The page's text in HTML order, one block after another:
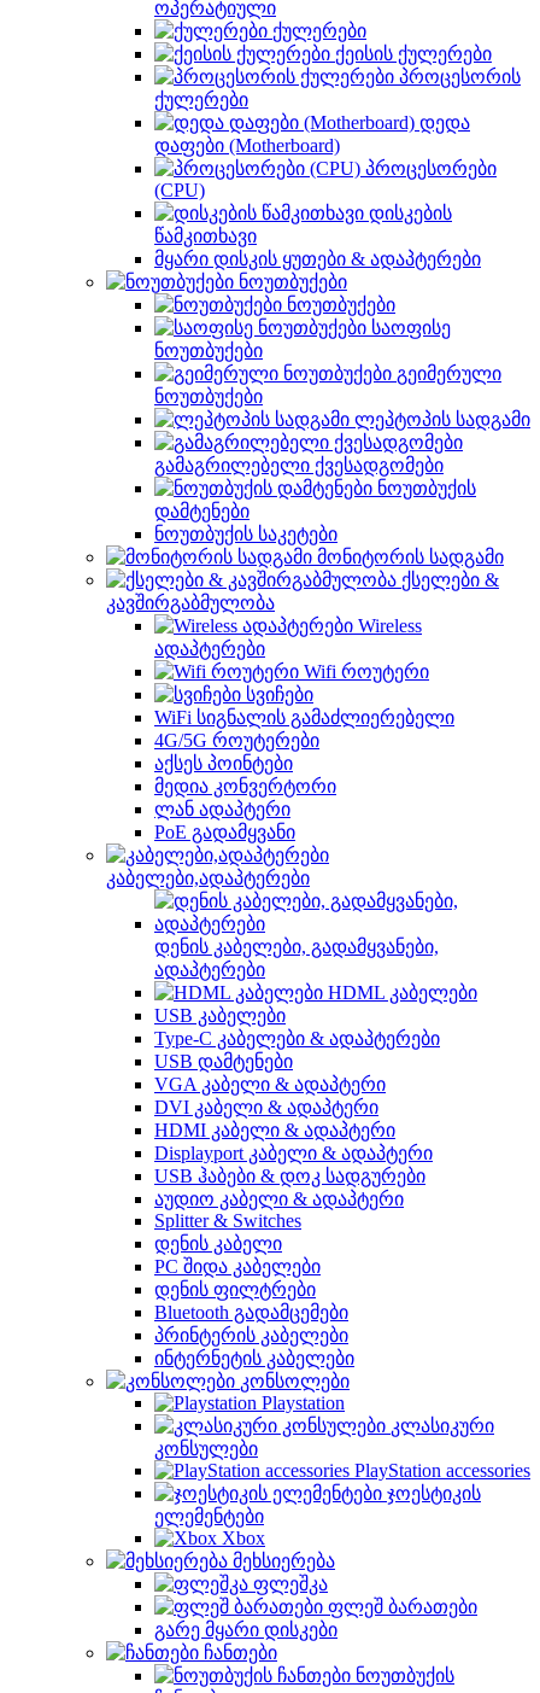
ოპერატიული
ქულერები
ქეისის ქულერები
პროცესორის
ქულერები
დედა
დაფები (Motherboard)
პროცესორები
(CPU)
დისკების
წამკითხავი
მყარი დისკის ყუთები & ადაპტერები
ნოუთბუქები
ნოუთბუქები
საოფისე
ნოუთბუქები
გეიმერული
ნოუთბუქები
ლეპტოპის სადგამი
გამაგრილებელი ქვესადგომები
ნოუთბუქის
დამტენები
ნოუთბუქის საკეტები
მონიტორის სადგამი
ქსელები &
კავშირგაბმულობა
Wireless
ადაპტერები
Wifi როუტერი
სვიჩები
WiFi სიგნალის გამაძლიერებელი
4G/5G როუტერები
აქსეს პოინტები
მედია კონვერტორი
ლან ადაპტერი
PoE გადამყვანი
კაბელები,ადაპტერები
დენის კაბელები, გადამყვანები,
ადაპტერები
HDML კაბელები
USB კაბელები
Type-C კაბელები & ადაპტერები
USB დამტენები
VGA კაბელი & ადაპტერი
DVI კაბელი & ადაპტერი
HDMI კაბელი & ადაპტერი
Displayport კაბელი & ადაპტერი
USB ჰაბები & დოკ სადგურები
აუდიო კაბელი & ადაპტერი
Splitter & Switches
დენის კაბელი
PC შიდა კაბელები
დენის ფილტრები
Bluetooth გადამცემები
პრინტერის კაბელები
ინტერნეტის კაბელები
კონსოლები
Playstation
კლასიკური
კონსულები
PlayStation accessories
ჯოესტიკის
ელემენტები
Xbox
მეხსიერება
ფლეშკა
ფლეშ ბარათები
გარე მყარი დისკები
ჩანთები
ნოუთბუქის